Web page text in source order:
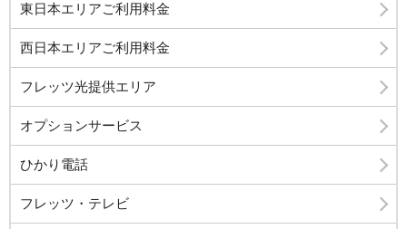
東日本エリアご利用料金
西日本エリアご利用料金
フレッツ光提供エリア
オプションサービス
ひかり電話
フレッツ・テレビ